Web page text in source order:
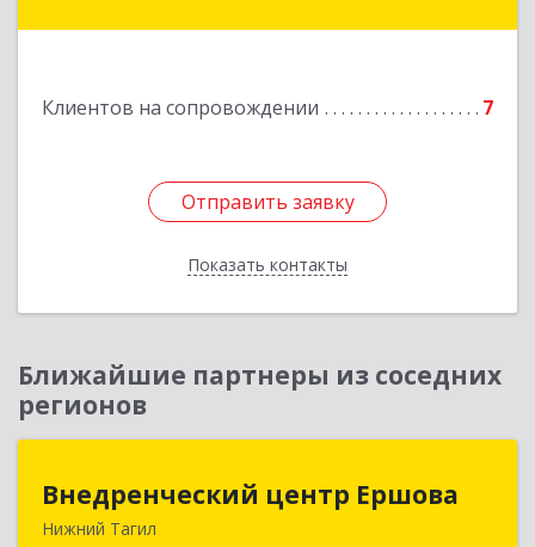
Клиентов на сопровождении 7
Отправить заявку
Показать контакты
Отправить заявку
Назад
Ближайшие партнеры из соседних
регионов
Внедренческий центр Ершова
Нижний Тагил
Внедренческий центр Ершова
622030, Свердловская обл, Нижний Тагил г,